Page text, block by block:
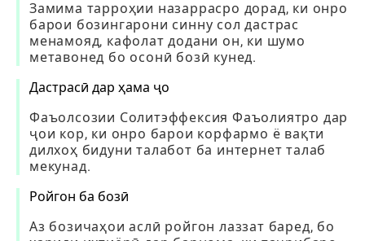
Замима тарроҳии назаррасро дорад, ки онро
барои бозингарони синну сол дастрас
менамояд, кафолат додани он, ки шумо
метавонед бо осонӣ бозӣ кунед.
Дастрасӣ дар ҳама ҷо
Фаъолсозии Солитэффексия Фаъолиятро дар
ҷои кор, ки онро барои корфармо ё вақти
дилхоҳ бидуни талабот ба интернет талаб
мекунад.
Ройгон ба бозӣ
Аз бозичаҳои аслӣ ройгон лаззат баред, бо